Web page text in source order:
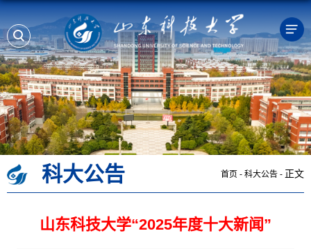
科大公告 首页 - 科大公告 - 正文
山东科技大学“2025年度十大新闻”